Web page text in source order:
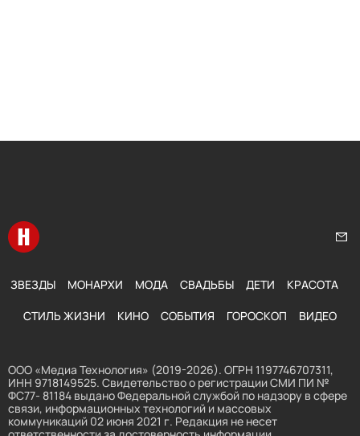
Перейти на главную
ЗВЕЗДЫ МОНАРХИ МОДА СВАДЬБЫ ДЕТИ КРАСОТА
СТИЛЬ ЖИЗНИ КИНО СОБЫТИЯ ГОРОСКОП ВИДЕО
ООО «Медиа Технология» (2019-2026). ОГРН 1197746707311,
ИНН 9718149525. Свидетельство о регистрации СМИ ПИ №
ФС77- 81184 выдано Федеральной службой по надзору в сфере
связи, информационных технологий и массовых
коммуникаций 02 июня 2021 г. Редакция не несет